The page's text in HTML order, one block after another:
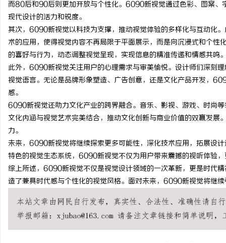
而80后和90后则更加开放与个性化。6090新视觉通过色彩、图案、
现代设计的活力和锐度。
其次，6090新视觉以科技为支撑，推动视觉体验的多样化与互动化
术的应用，使得视觉内容不再局限于平面展示，而是向沉浸式和个
的喜好与行为，动态调整视觉呈现，实现信息的精准传递和情感共鸣
此外，6090新视觉关注用户的心理需求与审美愉悦。设计师们深刻
视觉语言。无论是品牌形象塑造、广告创意，还是文化产品开发，
感。
6090新视觉还助力文化产业的跨界融合。音乐、影视、游戏、时尚
文化内涵与视觉艺术完美结合，推动文化创新与商业价值的双赢发
力。
未来，6090新视觉将继续探索更多可能性，深化技术应用，拓展设
特色的视觉生态系统，6090新视觉不仅为用户带来震撼的视听体验
综上所述，6090新视觉不仅是视觉设计领域的一次革新，更是时代
造了兼具时代感与个性化的视觉风格。面对未来，6090新视觉将继
贝净 AC 国际医疗实验
全解析